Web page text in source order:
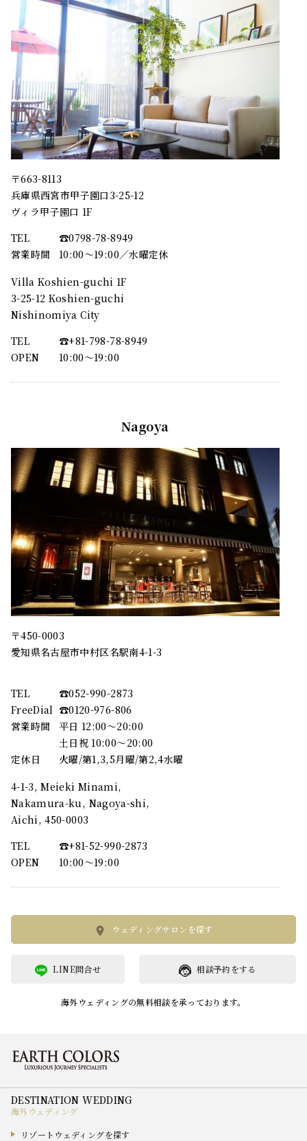
〒663-8113
兵庫県西宮市甲子園口3-25-12
ヴィラ甲子園口 1F
TEL
☎︎0798-78-8949
営業時間
10:00～19:00／水曜定休
Villa Koshien-guchi 1F
3-25-12 Koshien-guchi
Nishinomiya City
TEL
☎︎+81-798-78-8949
OPEN
10:00〜19:00
Nagoya
〒450-0003
愛知県名古屋市中村区名駅南4-1-3
TEL
☎︎052-990-2873
FreeDial ☎︎0120-976-806
営業時間
平日 12:00～20:00
土日祝 10:00～20:00
定休日
火曜/第1,3,5月曜/第2,4水曜
4-1-3, Meieki Minami,
Nakamura-ku, Nagoya-shi,
Aichi, 450-0003
TEL
☎︎+81-52-990-2873
OPEN
10:00〜19:00
ウェディングサロンを探す
相談予約をする
LINE問合せ
海外ウェディングの無料相談を承っております。
海外ウェディング
リゾートウェディングを探す